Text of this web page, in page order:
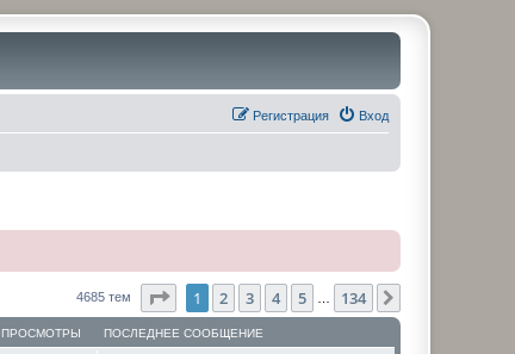
Вход
Регистрация
4685 тем Страница1 из 134
1 2 3 4 5 134
ПРОСМОТРЫ ПОСЛЕДНЕЕ СООБЩЕНИЕ